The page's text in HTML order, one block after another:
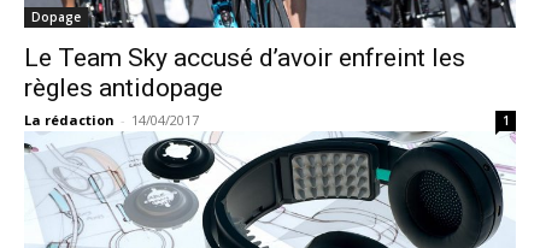
Dopage
Le Team Sky accusé d’avoir enfreint les
règles antidopage
La rédaction - 14/04/2017 1